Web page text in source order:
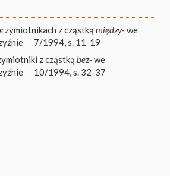
z cząstką między-we
7/1994, s. 11-19
z cząstką bez-we
10/1994, s. 32-37